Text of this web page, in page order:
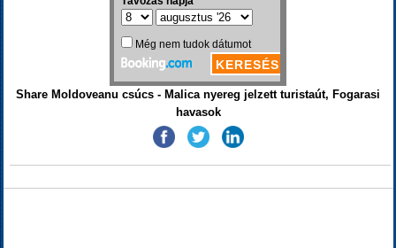
Share Moldoveanu csúcs - Malica nyereg jelzett turistaút, Fogarasi
havasok